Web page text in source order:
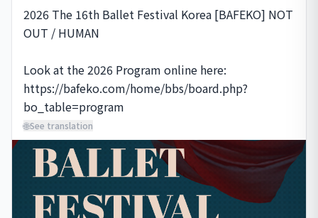
2026 The 16th Ballet Festival Korea [BAFEKO] NOT
OUT / HUMAN
Look at the 2026 Program online here:
https://bafeko.com/home/bbs/board.php?
bo_table=program
🌐See translation